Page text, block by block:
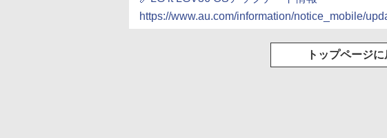
https://www.au.com/information/notice_mobile/
トップページに